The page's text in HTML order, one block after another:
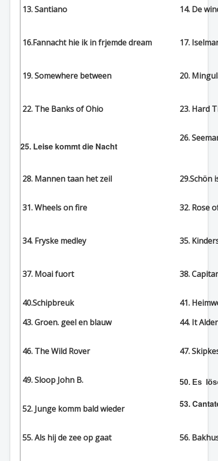
13. Santiano 14. De
16.Fannacht hie ik in frjemde dream 17.
19. Somewhere between 20.
22. The Banks of Ohio 23. Hard
25. Leise kommt die Nacht
26.
28. Mannen taan het zeil 29.Schön
31. Wheels on fire 32. Rose
34. Fryske medley 35.
37. Moai fuort 38.
40.Schipbreuk
41.
43. Groen. geel en blauw
44. It
46. The Wild Rover 47.
49. Sloop John B. 50. Es
52. Junge komm bald wieder 53.
55. Als hij de zee op gaat 56.